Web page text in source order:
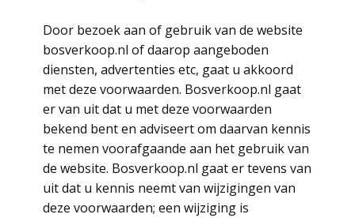
Door bezoek aan of gebruik van de website
bosverkoop.nl of daarop aangeboden
diensten, advertenties etc, gaat u akkoord
met deze voorwaarden. Bosverkoop.nl gaat
er van uit dat u met deze voorwaarden
bekend bent en adviseert om daarvan kennis
te nemen voorafgaande aan het gebruik van
de website. Bosverkoop.nl gaat er tevens van
uit dat u kennis neemt van wijzigingen van
deze voorwaarden; een wijziging is